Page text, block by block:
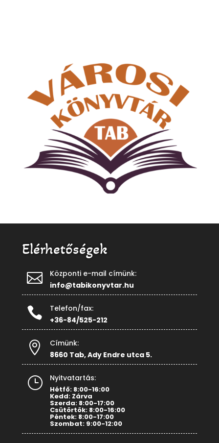
Elérhetőségek

Központi e-mail címünk:
info@tabikonyvtar.hu

Telefon/fax:
+36-84/525-212

Címünk:
8660 Tab, Ady Endre utca 5.
} Nyitvatartás:
Hétfő: 8:00-16:00
Kedd: Zárva
Szerda: 8:00-17:00
Csütörtök: 8:00-16:00
Péntek: 8:00-17:00
Szombat: 9:00-12:00